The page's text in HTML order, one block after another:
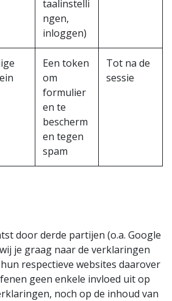
taalinstelli
ngen,
inloggen)
Een token
om
formulier
en te
bescherm
en tegen
spam
Tot na de
sessie
door derde partijen (o.a. Google
je graag naar de verklaringen
respectieve websites daarover
geen enkele invloed uit op
noch op de inhoud van